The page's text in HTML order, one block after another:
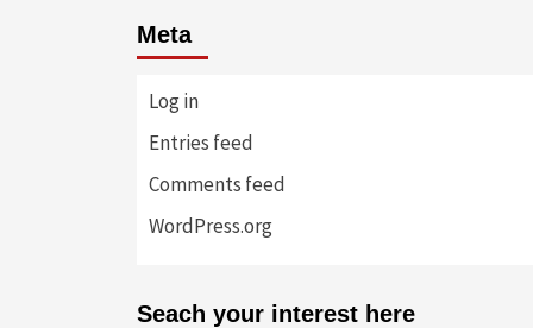
Meta
Log in
Entries feed
Comments feed
WordPress.org
Seach your interest here